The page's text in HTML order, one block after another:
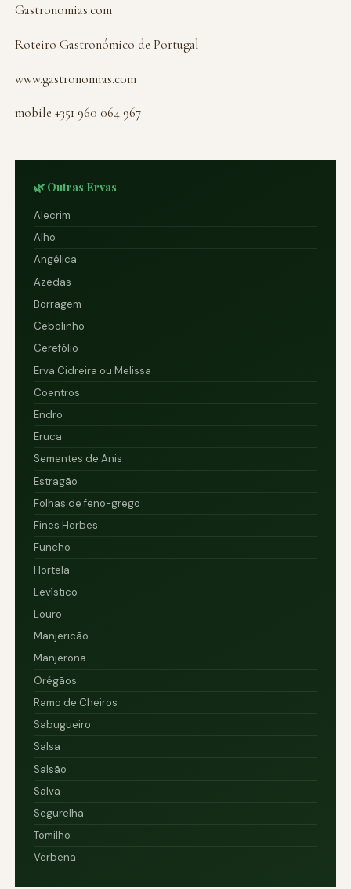
Gastronomias.com
Roteiro Gastronómico de Portugal
www.gastronomias.com
mobile +351 960 064 967
🌿 Outras Ervas
Alecrim
Alho
Angélica
Azedas
Borragem
Cebolinho
Cerefólio
Erva Cidreira ou Melissa
Coentros
Endro
Eruca
Sementes de Anis
Estragão
Folhas de feno-grego
Fines Herbes
Funcho
Hortelã
Levístico
Louro
Manjericão
Manjerona
Orégãos
Ramo de Cheiros
Sabugueiro
Salsa
Salsão
Salva
Segurelha
Tomilho
Verbena